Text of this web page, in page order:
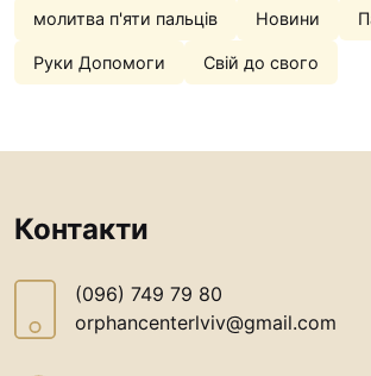
молитва п'яти пальців Новини
Руки Допомоги Свій до свого
Контакти
(096) 749 79 80
orphancenterlviv@gmail.com